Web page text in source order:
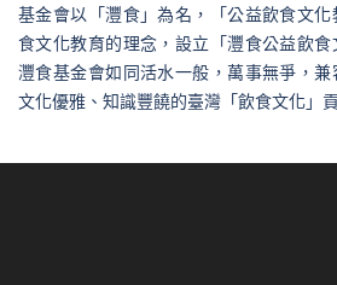
基金會以「灃食」為名，「公益飲食文
食文化教育的理念，設立「灃食公益飲
灃食基金會如同活水一般，萬事無爭，
文化優雅、知識豐饒的臺灣「飲食文化」